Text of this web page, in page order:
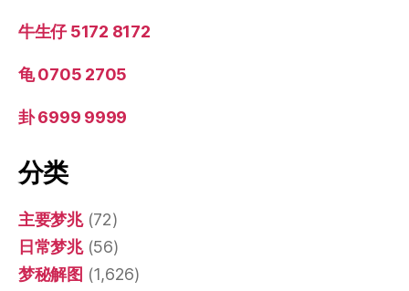
牛生仔 5172 8172
龟 0705 2705
卦 6999 9999
分类
主要梦兆(72)
日常梦兆(56)
梦秘解图 (1,626)